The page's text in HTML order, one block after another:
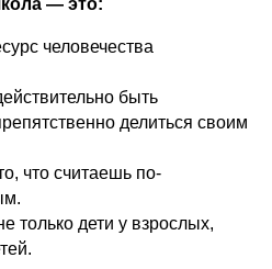
— это:
человечества
быть
делиться своим
что считаешь по-
только дети у взрослых,